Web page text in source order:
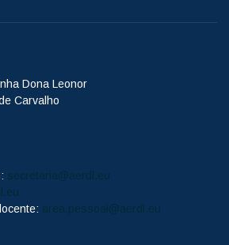
Dona Leonor
Carvalho
secretaria@aerdl.eu
area.pessoal@aerdl.eu